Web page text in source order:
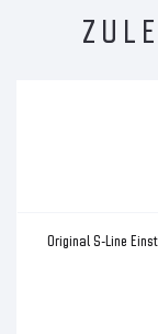
Original S-Line